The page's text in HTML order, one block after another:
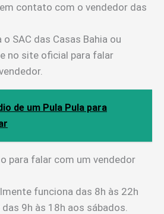
contato com o vendedor das
SAC das Casas Bahia ou
no site oficial para falar
de um Pula Pula para
para falar com um vendedor
funciona das 8h às 22h
9h às 18h aos sábados.